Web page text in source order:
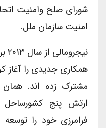
شورای صلح وامنیت
امنیت سازمان ملل.
همکاری جدیدی را آغاز
مشترک زده اند.
ارتش پنج کشورساحل
فرامرزی خود را